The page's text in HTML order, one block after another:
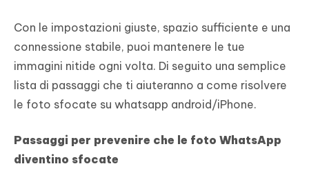
Con le impostazioni giuste, spazio sufficiente e una
connessione stabile, puoi mantenere le tue
immagini nitide ogni volta. Di seguito una semplice
lista di passaggi che ti aiuteranno a come risolvere
le foto sfocate su whatsapp android/iPhone.
Passaggi per prevenire che le foto WhatsApp
diventino sfocate